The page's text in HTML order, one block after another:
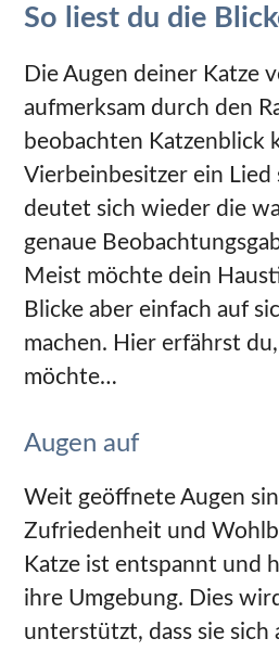
So liest du die
Die Augen deiner Katze
aufmerksam durch den
beobachten Katzenblick
Vierbeinbesitzer ein Lied
deutet sich wieder die
genaue
Meist möchte dein
Blicke aber einfach auf
machen. Hier erfährst
möchte…
Augen auf
Weit geöffnete Augen
Zufriedenheit und
Katze ist entspannt und
ihre Umgebung. Dies
unterstützt, dass sie sich